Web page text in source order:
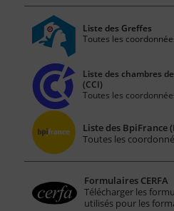
Liste des Greffes
Toutes les
Liste des chambres
(CCI)
Toutes les
Liste des BpiFrance
Toutes les
Formulaires CERFA
Télécharger les
utilisés pour les